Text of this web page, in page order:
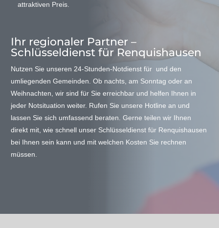
attraktiven Preis.
Ihr regionaler Partner –
Schlüsseldienst für Renquishausen
Nutzen Sie unseren 24-Stunden-Notdienst für und den
umliegenden Gemeinden. Ob nachts, am Sonntag oder an
Weihnachten, wir sind für Sie erreichbar und helfen Ihnen in
jeder Notsituation weiter. Rufen Sie unsere Hotline an und
lassen Sie sich umfassend beraten. Gerne teilen wir Ihnen
direkt mit, wie schnell unser Schlüsseldienst für Renquishausen
bei Ihnen sein kann und mit welchen Kosten Sie rechnen
müssen.